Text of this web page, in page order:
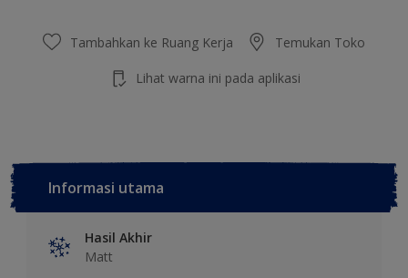
Tambahkan ke Ruang Kerja Temukan Toko
Lihat warna ini pada aplikasi
Informasi utama
Hasil Akhir
Matt